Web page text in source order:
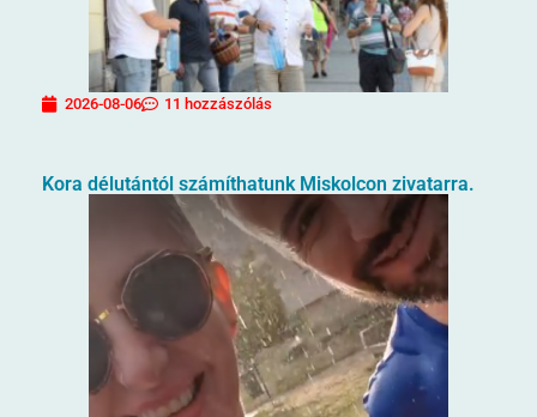
2026-08-06 11 hozzászólás
Kora délutántól számíthatunk Miskolcon zivatarra.